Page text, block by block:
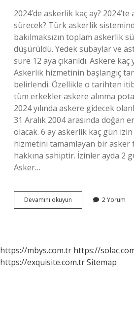
2024’de askerlik kaç ay? 2024’te
sürecek? Türk askerlik
bakılmaksızın toplam askerlik
düşürüldü. Yedek subaylar ve
süre 12 aya çıkarıldı. Askere
Askerlik hizmetinin başlangıç
belirlendi. Özellikle o tarihten
tüm erkekler askere alınma
2024 yılında askere gidecek
31 Aralık 2004 arasında doğan
olacak. 6 ay askerlik kaç gün
hizmetini tamamlayan bir asker
hakkına sahiptir. İzinler ayda 2
Asker…
Devamını okuyun
Askerlik
2 Yorum
https://mbys.com.tr https://
https://exquisite.com.trSitemap